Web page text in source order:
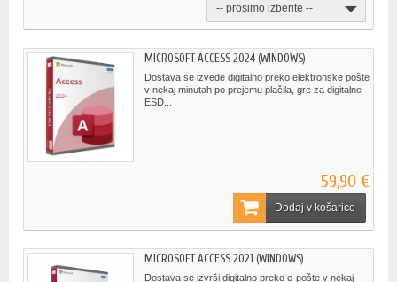
-- prosimo izberite --
MICROSOFT ACCESS 2024 (WINDOWS)
Dostava se izvede digitalno preko elektronske pošte
v nekaj minutah po prejemu plačila, gre za digitalne
ESD...
59,90 €
Dodaj v košarico
MICROSOFT ACCESS 2021 (WINDOWS)
Dostava se izvrši digitalno preko e-pošte v nekaj